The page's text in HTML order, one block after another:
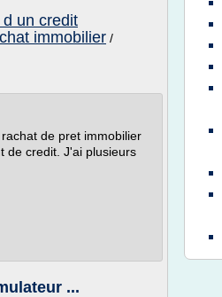
d un credit
immobilier /
de pret immobilier
de credit. J'ai plusieurs
...